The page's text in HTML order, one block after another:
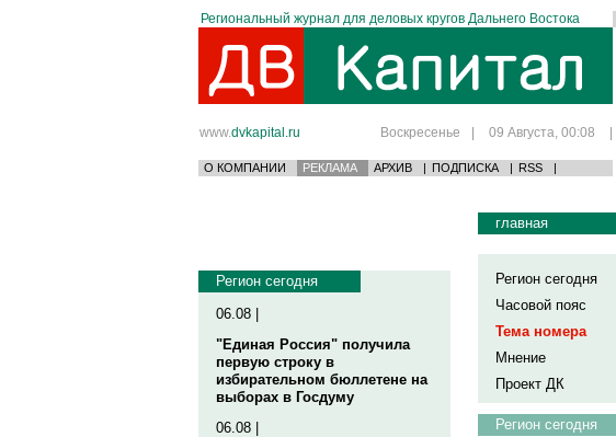
Региональный журнал для деловых кругов Дальнего Востока
www.dvkapital.ru Воскресенье | 09 Августа, 00:08 |
О КОМПАНИИ РЕКЛАМА АРХИВ | ПОДПИСКА | RSS |
Регион сегодня
06.08 |
"Единая Россия" получила
первую строку в
избирательном бюллетене на
выборах в Госдуму
06.08 |
главная
Регион сегодня
Часовой пояс
Тема номера
Мнение
Проект ДК
Регион сегодня